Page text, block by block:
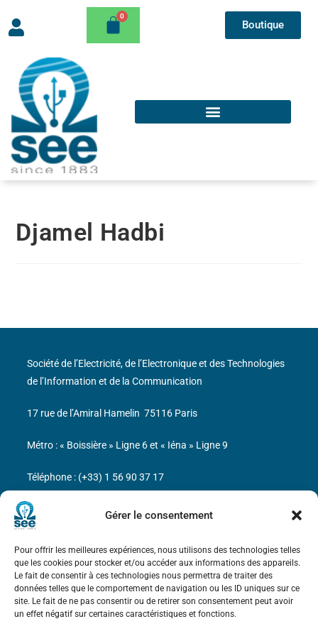
Gérer le consentement
Pour offrir les meilleures expériences, nous utilisons des technologies telles
que les cookies pour stocker et/ou accéder aux informations des appareils.
Le fait de consentir à ces technologies nous permettra de traiter des
données telles que le comportement de navigation ou les ID uniques sur ce
site. Le fait de ne pas consentir ou de retirer son consentement peut avoir
un effet négatif sur certaines caractéristiques et fonctions.
Boutique
Djamel Hadbi
Bicentenaire des découvertes d’André-
Marie Ampère
Mentions légales
Société de l’Electricité, de l’Electronique et des Technologies
de l’Information et de la Communication
17 rue de l’Amiral Hamelin 75116 Paris
Métro : « Boissière » Ligne 6 et « Iéna » Ligne 9
Téléphone : (+33) 1 56 90 37 17
N° de SIREN : 785 393 232, Code APE : 9412Z TVA intra-
communautaire : FR44 785 393 232